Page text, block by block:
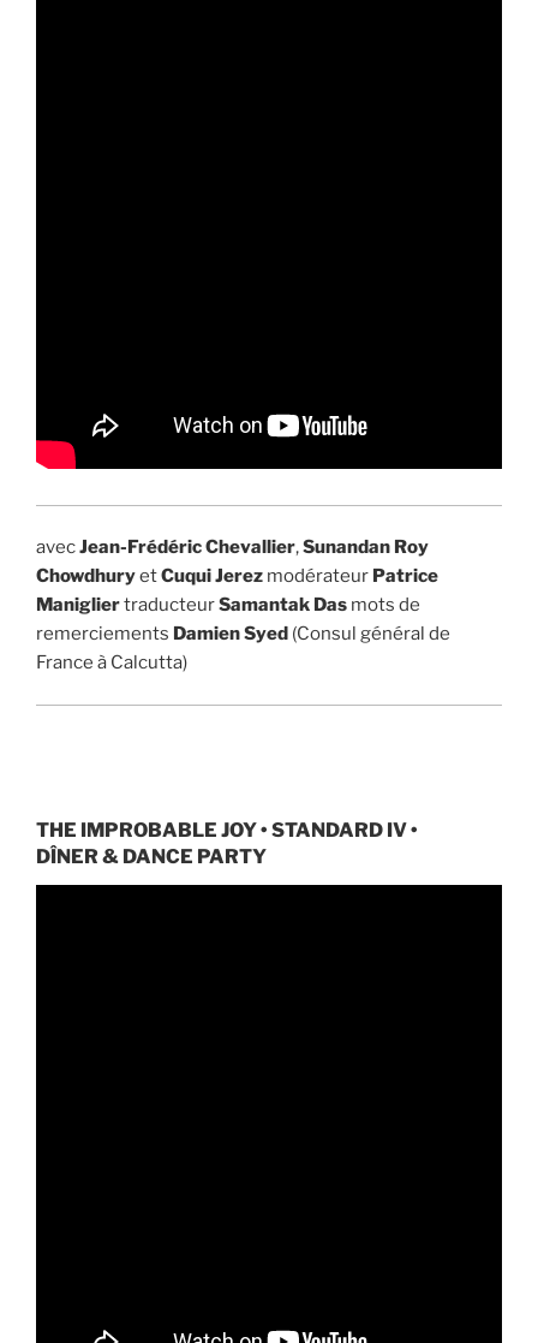
avecJean-Frédéric Chevallier,Sunandan Roy
ChowdhuryetCuqui Jerez modérateur Patrice
ManigliertraducteurSamantak Das mots de
remerciements Damien Syed (Consul général de
France à Calcutta)
THE IMPROBABLE JOY • STANDARD IV •
DÎNER & DANCE PARTY